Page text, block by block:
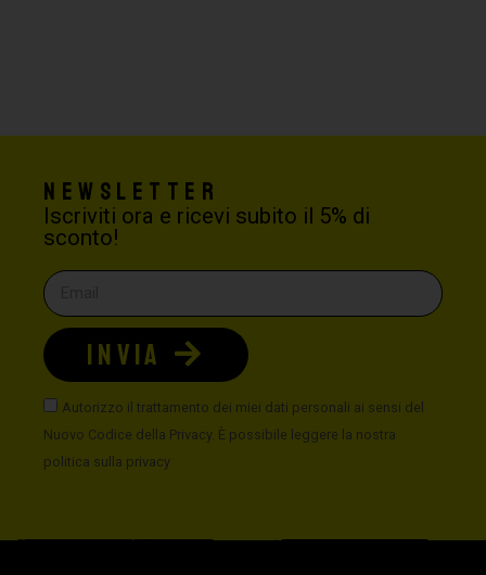
Newsletter
Iscriviti ora e ricevi subito il 5% di
sconto!
Autorizzo il trattamento dei miei dati personali ai sensi del
Nuovo Codice della Privacy. È possibile leggere la nostra
politica sulla privacy
INVIA